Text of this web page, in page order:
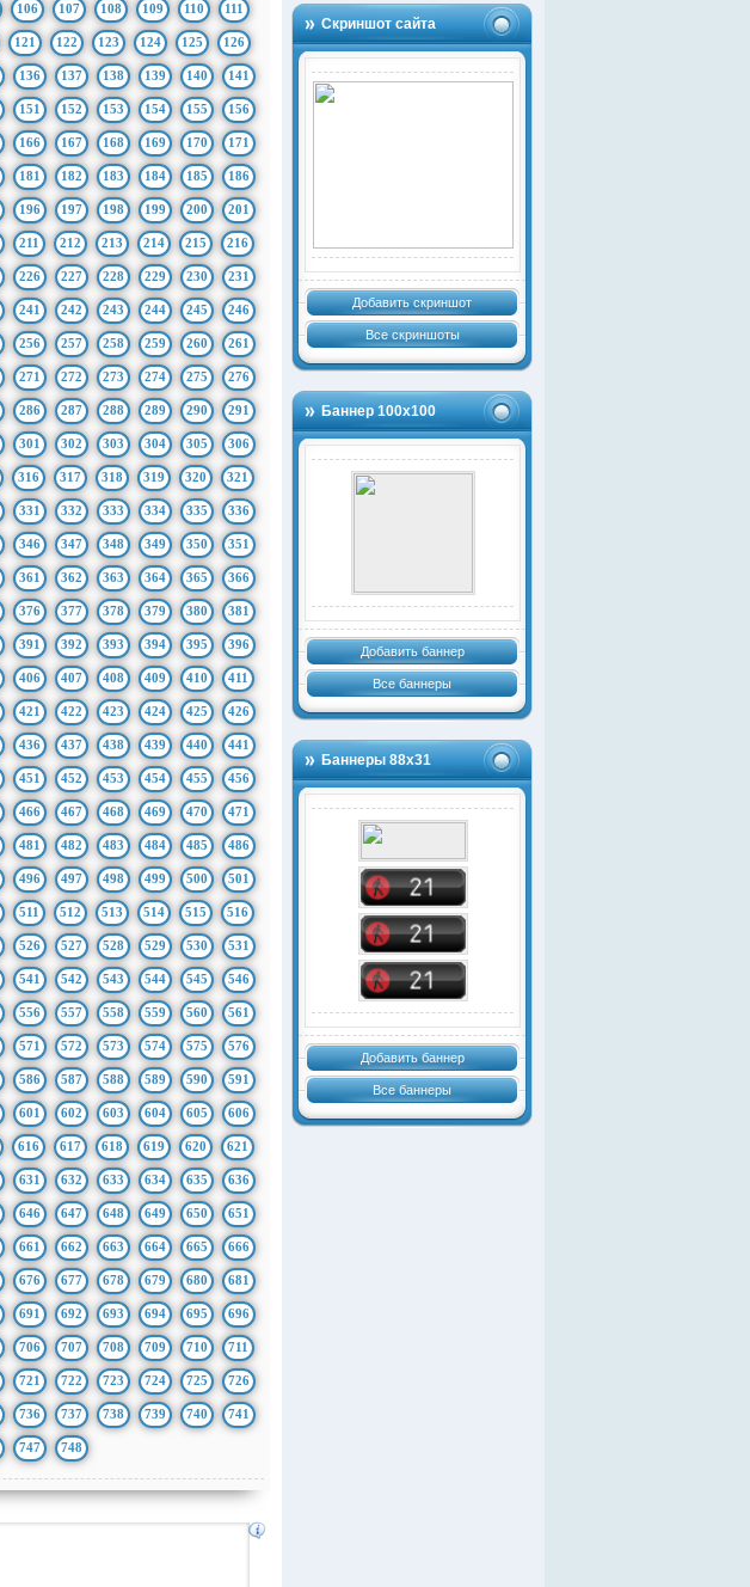
Скриншот сайта
Добавить скриншот
Все скриншоты
Баннер 100х100
Добавить баннер
Все баннеры
Баннеры 88х31
Добавить баннер
Все баннеры
106 107 108 109 110 111
121 122 123 124 125 126
136 137 138 139 140 141
151 152 153 154 155 156
166 167 168 169 170 171
181 182 183 184 185 186
196 197 198 199 200 201
211 212 213 214 215 216
226 227 228 229 230 231
241 242 243 244 245 246
256 257 258 259 260 261
271 272 273 274 275 276
286 287 288 289 290 291
301 302 303 304 305 306
316 317 318 319 320 321
331 332 333 334 335 336
346 347 348 349 350 351
361 362 363 364 365 366
376 377 378 379 380 381
391 392 393 394 395 396
406 407 408 409 410 411
421 422 423 424 425 426
436 437 438 439 440 441
451 452 453 454 455 456
466 467 468 469 470 471
481 482 483 484 485 486
496 497 498 499 500 501
511 512 513 514 515 516
526 527 528 529 530 531
541 542 543 544 545 546
556 557 558 559 560 561
571 572 573 574 575 576
586 587 588 589 590 591
601 602 603 604 605 606
616 617 618 619 620 621
631 632 633 634 635 636
646 647 648 649 650 651
661 662 663 664 665 666
676 677 678 679 680 681
691 692 693 694 695 696
706 707 708 709 710 711
721 722 723 724 725 726
736 737 738 739 740 741
747 748